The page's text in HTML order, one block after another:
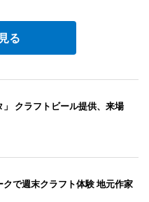
る
クラフトビール提供、来場
で週末クラフト体験 地元作家